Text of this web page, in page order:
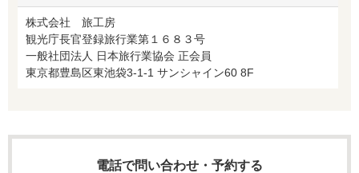
株式会社 旅工房
観光庁長官登録旅行業第１６８３号
一般社団法人 日本旅行業協会 正会員
東京都豊島区東池袋3-1-1 サンシャイン60 8F
電話で問い合わせ・予約する